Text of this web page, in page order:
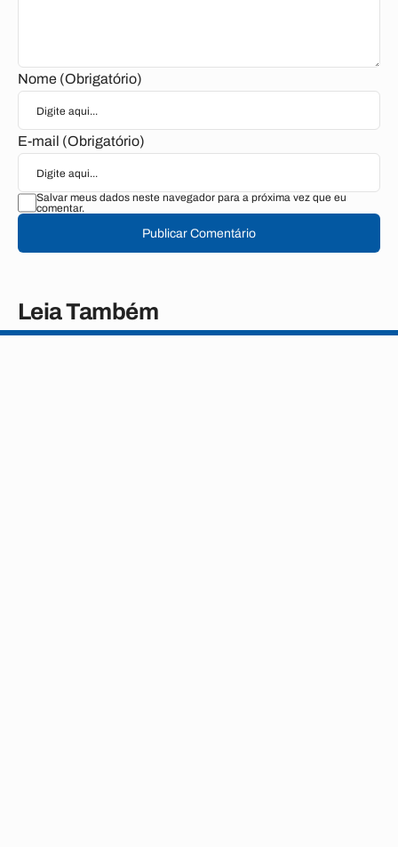
Nome (Obrigatório)
E-mail (Obrigatório)
Salvar meus dados neste navegador para a próxima vez que eu
comentar.
Publicar Comentário
Leia Também